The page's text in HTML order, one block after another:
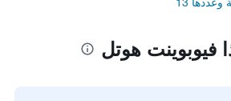
فيوبوينت هوتل